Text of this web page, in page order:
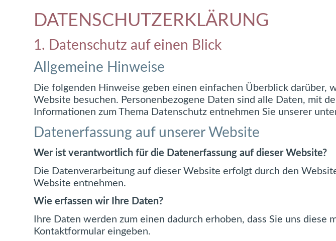
DATENSCHUTZERKLÄRUNG
1. Datenschutz auf einen Blick
Allgemeine Hinweise
Die folgenden Hinweise geben einen einfachen Überblick darüber,
Website besuchen. Personenbezogene Daten sind alle Daten, mit
Informationen zum Thema Datenschutz entnehmen Sie unserer
Datenerfassung auf unserer Website
Wer ist verantwortlich für die Datenerfassung auf dieser Website?
Die Datenverarbeitung auf dieser Website erfolgt durch den
Website entnehmen.
Wie erfassen wir Ihre Daten?
Ihre Daten werden zum einen dadurch erhoben, dass Sie uns
Kontaktformular eingeben.